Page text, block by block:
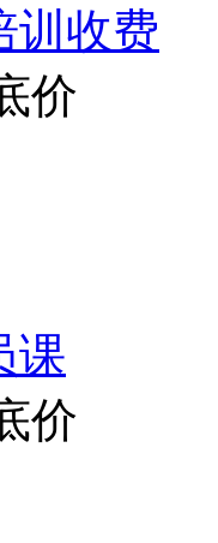
训收费
价
课
价